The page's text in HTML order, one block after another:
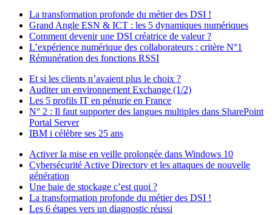
La transformation profonde du métier des DSI !
Grand Angle ESN & ICT : les 5 dynamiques numériques
Comment devenir une DSI créatrice de valeur ?
L’expérience numérique des collaborateurs : critère N°1
Rémunération des fonctions RSSI
Et si les clients n’avaient plus le choix ?
Auditer un environnement Exchange (1/2)
Les 5 profils IT en pénurie en France
N° 2 : Il faut supporter des langues multiples dans SharePoint
Portal Server
IBM i célèbre ses 25 ans
Activer la mise en veille prolongée dans Windows 10
Cybersécurité Active Directory et les attaques de nouvelle
génération
Une baie de stockage c’est quoi ?
La transformation profonde du métier des DSI !
Les 6 étapes vers un diagnostic réussi